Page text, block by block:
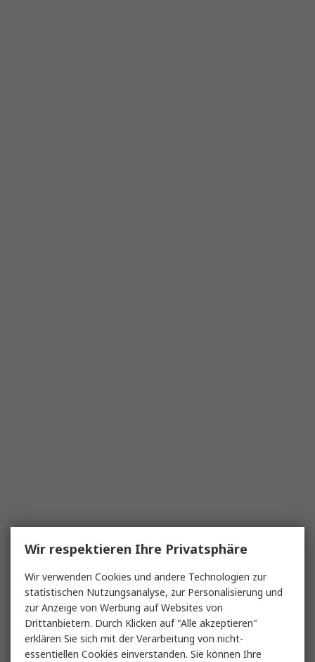
Wir respektieren Ihre Privatsphäre
Wir verwenden Cookies und andere Technologien zur
statistischen Nutzungsanalyse, zur Personalisierung und
zur Anzeige von Werbung auf Websites von
Drittanbietern. Durch Klicken auf "Alle akzeptieren"
erklären Sie sich mit der Verarbeitung von nicht-
essentiellen Cookies einverstanden. Sie können Ihre